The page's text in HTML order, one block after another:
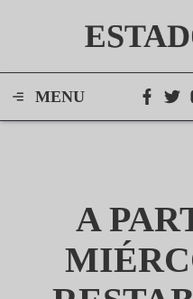
MENU
A